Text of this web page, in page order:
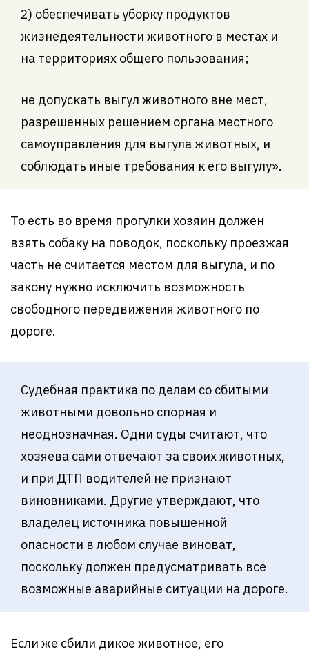
2) обеспечивать уборку продуктов
жизнедеятельности животного в местах и
на территориях общего пользования;
не допускать выгул животного вне мест,
разрешенных решением органа местного
самоуправления для выгула животных, и
соблюдать иные требования к его выгулу».
То есть во время прогулки хозяин должен
взять собаку на поводок, поскольку проезжая
часть не считается местом для выгула, и по
закону нужно исключить возможность
свободного передвижения животного по
дороге.
Судебная практика по делам со сбитыми
животными довольно спорная и
неоднозначная. Одни суды считают, что
хозяева сами отвечают за своих животных,
и при ДТП водителей не признают
виновниками. Другие утверждают, что
владелец источника повышенной
опасности в любом случае виноват,
поскольку должен предусматривать все
возможные аварийные ситуации на дороге.
Если же сбили дикое животное, его